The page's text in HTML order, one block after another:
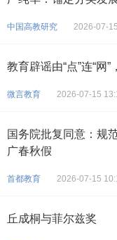
中国高教研究 2026-07-
教育辟谣由“点”连“网
微言教育 2026-07-15
国务院批复同意：规
广春秋假
首都教育 2026-07-15
丘成桐与菲尔兹奖